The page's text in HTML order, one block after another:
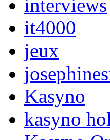
interviews
it4000
jeux
Kasyno
kasyno